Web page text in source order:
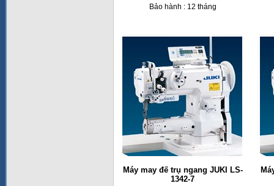
Bảo hành : 12 tháng
Máy may đế trụ ngang JUKI LS-
1342-7